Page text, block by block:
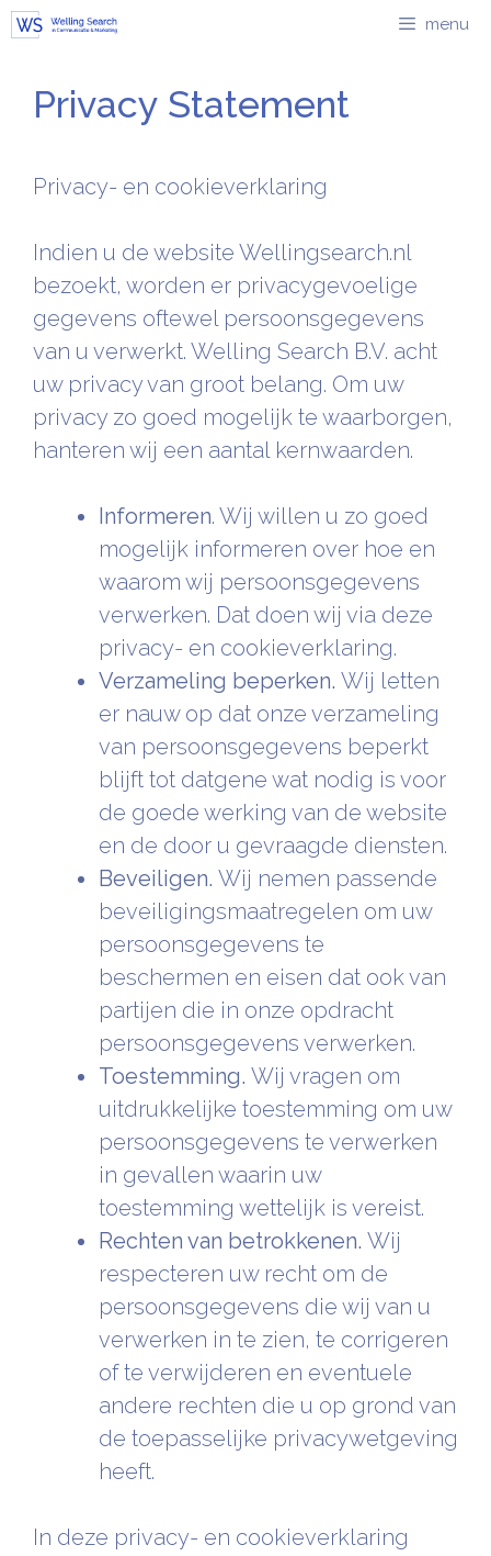
Ga
inhoud
menu
Privacy Statement
Privacy- en cookieverklaring
Indien u de website Wellingsearch.nl
bezoekt, worden er privacygevoelige
gegevens oftewel persoonsgegevens
van u verwerkt. Welling Search B.V. acht
uw privacy van groot belang. Om uw
privacy zo goed mogelijk te waarborgen,
hanteren wij een aantal kernwaarden.
Informeren. Wij willen u zo goed
mogelijk informeren over hoe en
waarom wij persoonsgegevens
verwerken. Dat doen wij via deze
privacy- en cookieverklaring.
Verzameling beperken. Wij letten
er nauw op dat onze verzameling
van persoonsgegevens beperkt
blijft tot datgene wat nodig is voor
de goede werking van de website
en de door u gevraagde diensten.
Beveiligen. Wij nemen passende
beveiligingsmaatregelen om uw
persoonsgegevens te
beschermen en eisen dat ook van
partijen die in onze opdracht
persoonsgegevens verwerken.
Toestemming. Wij vragen om
uitdrukkelijke toestemming om uw
persoonsgegevens te verwerken
in gevallen waarin uw
toestemming wettelijk is vereist.
Rechten van betrokkenen. Wij
respecteren uw recht om de
persoonsgegevens die wij van u
verwerken in te zien, te corrigeren
of te verwijderen en eventuele
andere rechten die u op grond van
de toepasselijke privacywetgeving
heeft.
In deze privacy- en cookieverklaring